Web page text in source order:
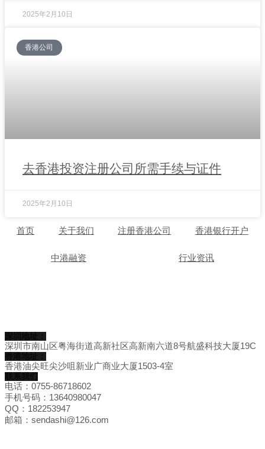
2025年2月10日
香港公司
去香港投资注册公司所需手续与证件
2025年2月10日
首页 关于我们 注册香港公司 香港银行开户
中港融资 行业资讯
深圳市南山区粤海街道高新社区高新南六道8号航盛科技大厦19C
香港油尖旺尖沙咀新业广商业大厦1503-4室
电话：0755-86718602
手机号码：13640980047
QQ：182253947
邮箱：sendashi@126.com